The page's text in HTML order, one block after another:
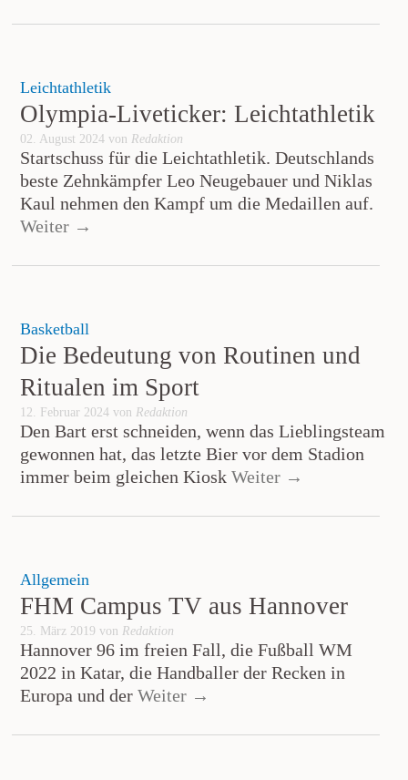
Leichtathletik
Olympia-Liveticker: Leichtathletik
02. August 2024 von Redaktion
Startschuss für die Leichtathletik. Deutschlands
beste Zehnkämpfer Leo Neugebauer und Niklas
Kaul nehmen den Kampf um die Medaillen auf.
Weiter →
Basketball
Die Bedeutung von Routinen und
Ritualen im Sport
12. Februar 2024 von Redaktion
Den Bart erst schneiden, wenn das Lieblingsteam
gewonnen hat, das letzte Bier vor dem Stadion
immer beim gleichen KioskWeiter →
Allgemein
FHM Campus TV aus Hannover
25. März 2019 von Redaktion
Hannover 96 im freien Fall, die Fußball WM
2022 in Katar, die Handballer der Recken in
Europa und derWeiter →